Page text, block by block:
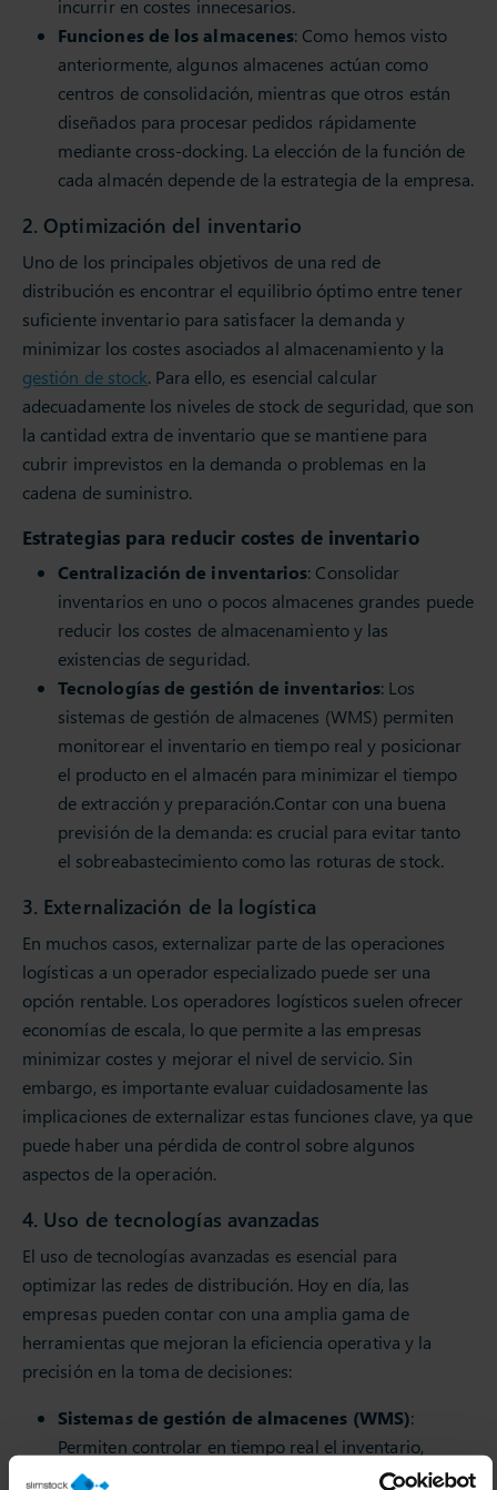
incurrir en costes innecesarios.
Funciones de los almacenes: Como hemos visto
anteriormente, algunos almacenes actúan como
centros de consolidación, mientras que otros están
diseñados para procesar pedidos rápidamente
mediante cross-docking. La elección de la función de
cada almacén depende de la estrategia de la empresa.
2. Optimización del inventario
Uno de los principales objetivos de una red de
distribución es encontrar el equilibrio óptimo entre tener
suficiente inventario para satisfacer la demanda y
minimizar los costes asociados al almacenamiento y la
gestión de stock. Para ello, es esencial calcular
adecuadamente los niveles de stock de seguridad, que son
la cantidad extra de inventario que se mantiene para
cubrir imprevistos en la demanda o problemas en la
cadena de suministro.
Estrategias para reducir costes de inventario
Centralización de inventarios: Consolidar
inventarios en uno o pocos almacenes grandes puede
reducir los costes de almacenamiento y las
existencias de seguridad.
Tecnologías de gestión de inventarios: Los
sistemas de gestión de almacenes (WMS) permiten
monitorear el inventario en tiempo real y posicionar
el producto en el almacén para minimizar el tiempo
de extracción y preparación.Contar con una buena
previsión de la demanda: es crucial para evitar tanto
el sobreabastecimiento como las roturas de stock.
3. Externalización de la logística
En muchos casos, externalizar parte de las operaciones
logísticas a un operador especializado puede ser una
opción rentable. Los operadores logísticos suelen ofrecer
economías de escala, lo que permite a las empresas
minimizar costes y mejorar el nivel de servicio. Sin
embargo, es importante evaluar cuidadosamente las
implicaciones de externalizar estas funciones clave, ya que
puede haber una pérdida de control sobre algunos
aspectos de la operación.
4. Uso de tecnologías avanzadas
El uso de tecnologías avanzadas es esencial para
optimizar las redes de distribución. Hoy en día, las
empresas pueden contar con una amplia gama de
herramientas que mejoran la eficiencia operativa y la
precisión en la toma de decisiones:
Sistemas de gestión de almacenes (WMS):
Permiten controlar en tiempo real el inventario,
optimizar los procesos de almacenamiento y